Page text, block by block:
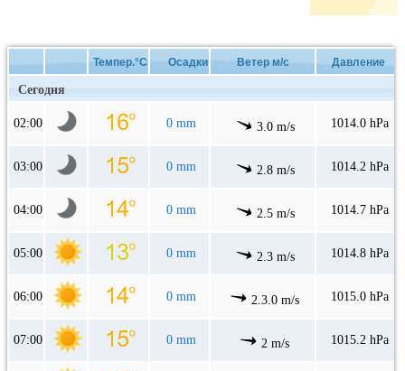
Темпер.°C Осадки Ветер м/с Давление
Сегодня
02:00 0 mm 3.0 m/s 1014.0 hPa
03:00 0 mm 2.8 m/s 1014.2 hPa
04:00 0 mm 2.5 m/s 1014.7 hPa
05:00 0 mm 2.3 m/s 1014.8 hPa
06:00 0 mm 2.3.0 m/s 1015.0 hPa
07:00 0 mm 2 m/s 1015.2 hPa